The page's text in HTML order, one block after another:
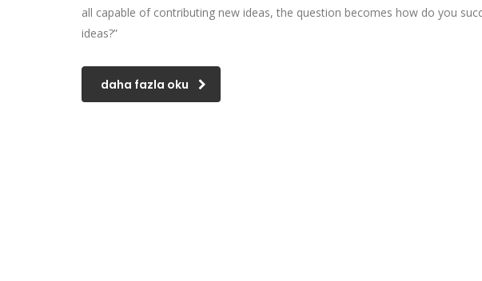
all capable of contributing new ideas, the question becomes how do you
ideas?”
daha fazla oku